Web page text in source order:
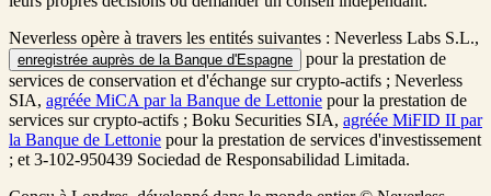
Neverless opère à travers les entités suivantes : Neverless Labs S.L.,
enregistrée auprès de la Banque d'Espagne
pour la prestation de
services de conservation et d'échange sur crypto-actifs ; Neverless
SIA, agréée MiCA par la Banque de Lettonie pour la prestation de
services sur crypto-actifs ; Boku Securities SIA, agréée MiFID II par
la Banque de Lettonie pour la prestation de services d'investissement
; et 3-102-950439 Sociedad de Responsabilidad Limitada.